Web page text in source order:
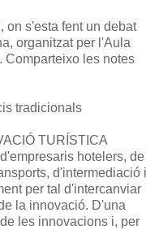
on s'esta fent un debat
organitzat per l'Aula
Comparteixo les notes
tradicionals
TURÍSTICA
hotelers, de
d'intermediació i
per tal d'intercanviar
la innovació. D'una
les innovacions i, per